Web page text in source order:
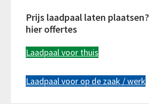
Sidebar
Prijs laadpaal laten
hier offertes
Laadpaal voor thuis
Laadpaal voor op de zaak / werk